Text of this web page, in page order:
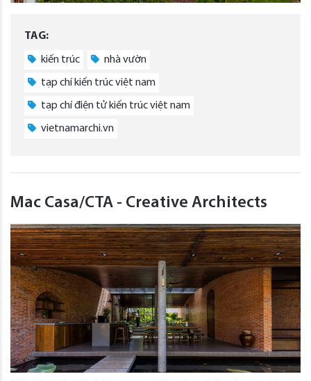
TAG:
kiến trúc nhà vườn
tạp chí kiến trúc việt nam
tạp chí điện tử kiến trúc việt nam
vietnamarchi.vn
Mac Casa/CTA - Creative Architects